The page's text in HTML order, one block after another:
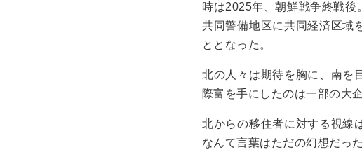
時は2025年、朝鮮戦争終戦後
共同警備地区に共同経済区域
ととなった。
北の人々は期待を胸に、南を
際富を手にしたのは一部の大
北からの移住者に対する視線
なんて言葉はただの幻想だっ